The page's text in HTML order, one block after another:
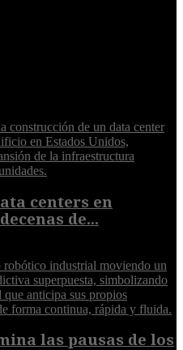
centers en
de...
las pausas de los